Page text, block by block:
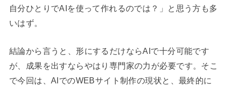
自分ひとりでAIを使って作れるのでは？」と思う方も多
いはず。
結論から言うと、形にするだけならAIで十分可能です
が、成果を出すならやはり専門家の力が必要です。そこ
で今回は、AIでのWEBサイト制作の現状と、最終的に